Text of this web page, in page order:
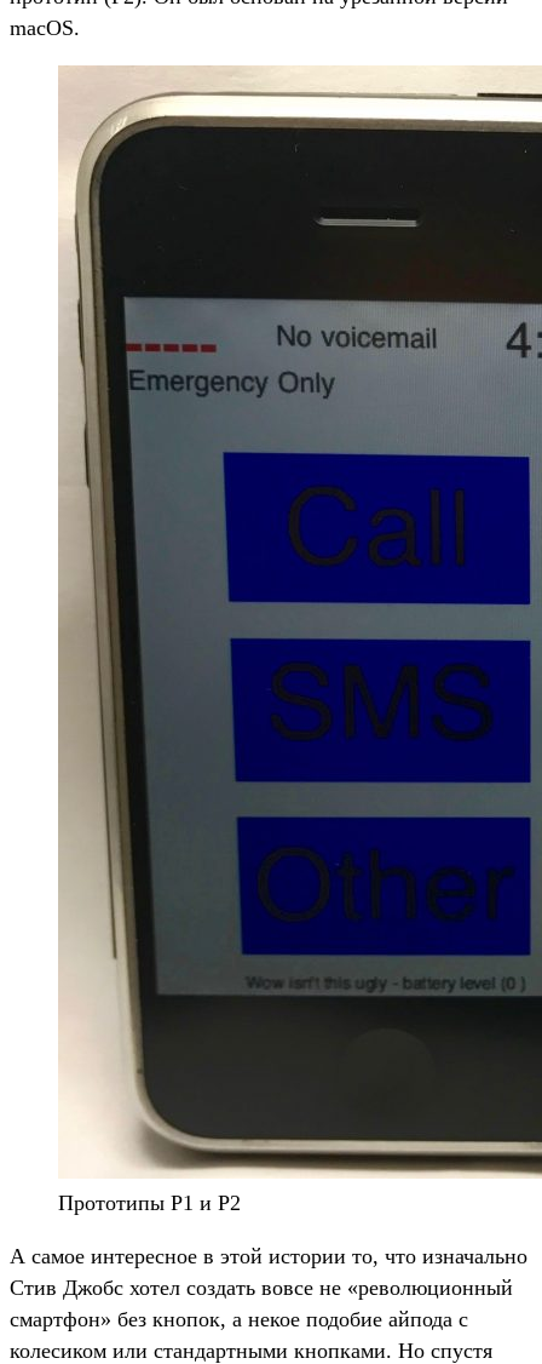
macOS.
Прототипы P1 и P2
А самое интересное в этой истории то, что изначально
Стив Джобс хотел создать вовсе не «революционный
смартфон» без кнопок, а некое подобие айпода с
колесиком или стандартными кнопками. Но спустя